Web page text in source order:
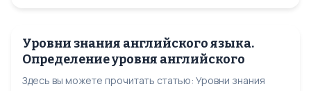
Уровни знания английского языка.
Определение уровня английского
Здесь вы можете прочитать статью: Уровни знания